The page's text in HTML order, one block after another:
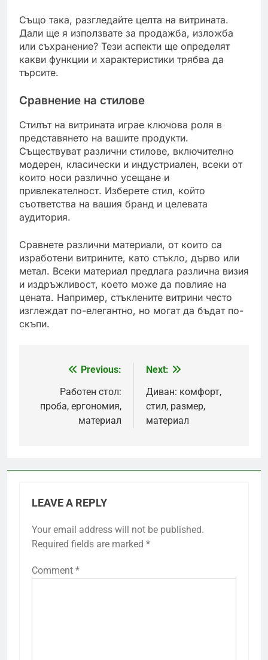
Също така, разгледайте целта на витрината.
Дали ще я използвате за продажба, изложба
или съхранение? Тези аспекти ще определят
какви функции и характеристики трябва да
търсите.
Сравнение на стилове
Стилът на витрината играе ключова роля в
представянето на вашите продукти.
Съществуват различни стилове, включително
модерен, класически и индустриален, всеки от
които носи различно усещане и
привлекателност. Изберете стил, който
съответства на вашия бранд и целевата
аудитория.
Сравнете различни материали, от които са
изработени витрините, като стъкло, дърво или
метал. Всеки материал предлага различна визия
и издръжливост, което може да повлияе на
цената. Например, стъклените витрини често
изглеждат по-елегантно, но могат да бъдат по-
скъпи.
navigation
Previous:
Работен стол:
проба, ергономия,
материал
Next:
Диван: комфорт,
стил, размер,
материал
LEAVE A REPLY
Your email address will not be published.
Required fields are marked *
Comment *